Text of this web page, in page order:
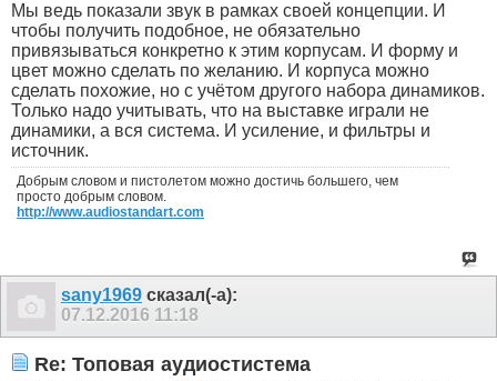
Мы ведь показали звук в рамках своей концепции. И
чтобы получить подобное, не обязательно
привязываться конкретно к этим корпусам. И форму и
цвет можно сделать по желанию. И корпуса можно
сделать похожие, но с учётом другого набора динамиков.
Только надо учитывать, что на выставке играли не
динамики, а вся система. И усиление, и фильтры и
источник.
Добрым словом и пистолетом можно достичь большего, чем
просто добрым словом.
http://www.audiostandart.com
sany1969 сказал(-а):
07.12.2016 11:18
Re: Топовая аудиостистема